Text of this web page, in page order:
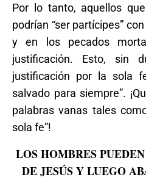
Por lo tanto, aquellos
podrían “ser partícipes”
y en los pecados
justificación. Esto, sin
justificación por la sola
salvado para siempre”.
palabras vanas tales
sola fe”!
LOS HOMBRES
DE JESÚS Y LUEGO